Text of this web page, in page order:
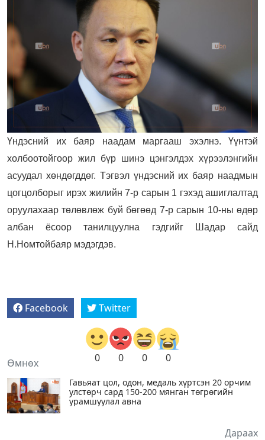
Үндэсний их баяр наадам маргааш эхэлнэ. Үүнтэй
холбоотойгоор жил бүр шинэ цэнгэлдэх хүрээлэнгийн
асуудал хөндөгддөг. Тэгвэл үндэсний их баяр наадмын
цогцолборыг ирэх жилийн 7-р сарын 1 гэхэд ашиглалтад
оруулахаар төлөвлөж буй бөгөөд 7-р сарын 10-ны өдөр
албан ёсоор танилцуулна гэдгийг Шадар сайд
Н.Номтойбаяр мэдэгдэв.
Facebook Twitter
0 0 0 0
Өмнөх
Гавьяат цол, одон, медаль хүртсэн 20 орчим
улстөрч сард 150-200 мянган төгрөгийн
урамшуулал авна
Дараах